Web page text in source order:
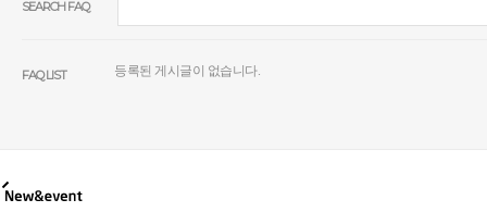
SEARCH FAQ
FAQ LIST 등록된 게시글이 없습니다.